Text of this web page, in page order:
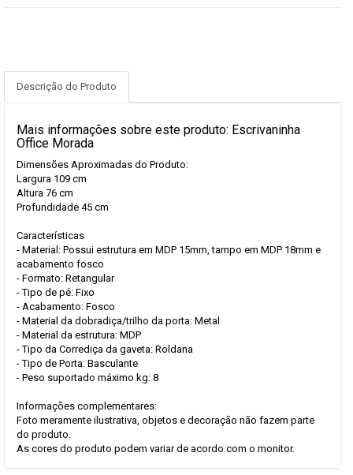
Descrição do Produto
Mais informações sobre este produto: Escrivaninha
Office Morada
Dimensões Aproximadas do Produto:
Largura 109 cm
Altura 76 cm
Profundidade 45 cm
Características
- Material: Possui estrutura em MDP 15mm, tampo em MDP 18mm e
acabamento fosco
- Formato: Retangular
- Tipo de pé: Fixo
- Acabamento: Fosco
- Material da dobradiça/trilho da porta: Metal
- Material da estrutura: MDP
- Tipo da Corrediça da gaveta: Roldana
- Tipo de Porta: Basculante
- Peso suportado máximo kg: 8
Informações complementares:
Foto meramente ilustrativa, objetos e decoração não fazem parte
do produto.
As cores do produto podem variar de acordo com o monitor.